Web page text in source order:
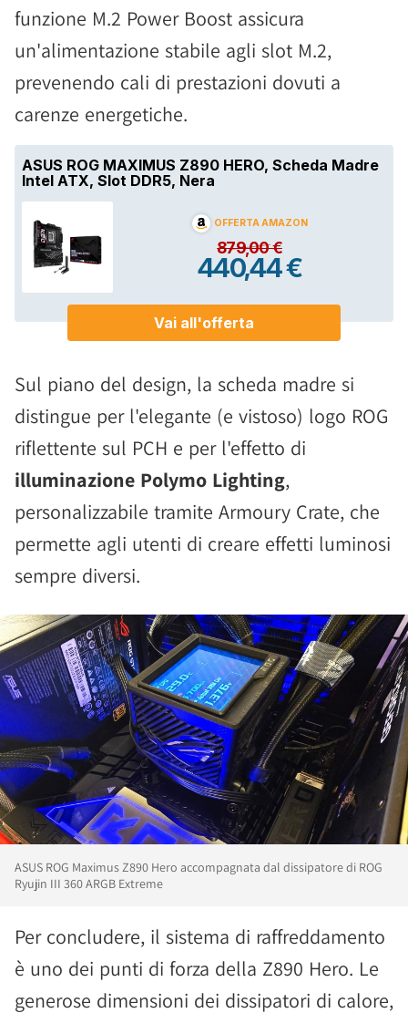
funzione M.2 Power Boost assicura
un'alimentazione stabile agli slot M.2,
prevenendo cali di prestazioni dovuti a
carenze energetiche.
Sul piano del design, la scheda madre si
distingue per l'elegante (e vistoso) logo ROG
riflettente sul PCH e per l'effetto di
illuminazione Polymo Lighting,
personalizzabile tramite Armoury Crate, che
permette agli utenti di creare effetti luminosi
sempre diversi.
ASUS ROG Maximus Z890 Hero accompagnata dal dissipatore di ROG
Ryujin III 360 ARGB Extreme
Per concludere, il sistema di raffreddamento
è uno dei punti di forza della Z890 Hero. Le
generose dimensioni dei dissipatori di calore,